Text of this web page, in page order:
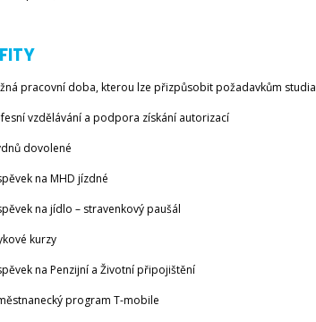
pracovní doba, kterou lze přizpůsobit požadavkům studia
vzdělávání a podpora získání autorizací
dovolené
na MHD jízdné
na jídlo – stravenkový paušál
kurzy
na Penzijní a Životní připojištění
program T-mobile